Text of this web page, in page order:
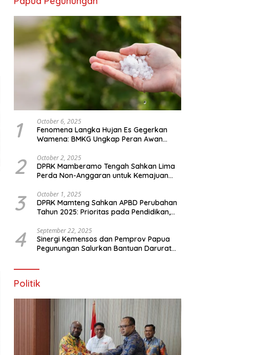
1 October 6, 2025
Fenomena Langka Hujan Es Gegerkan
Wamena: BMKG Ungkap Peran Awan
Ekstrem Peralihan Musim
2 October 2, 2025
DPRK Mamberamo Tengah Sahkan Lima
Perda Non-Anggaran untuk Kemajuan
3 October 1, 2025
DPRK Mamteng Sahkan APBD Perubahan
Tahun 2025: Prioritas pada Pendidikan,
4 September 22, 2025
Sinergi Kemensos dan Pemprov Papua
Pegunungan Salurkan Bantuan Darurat
Politik